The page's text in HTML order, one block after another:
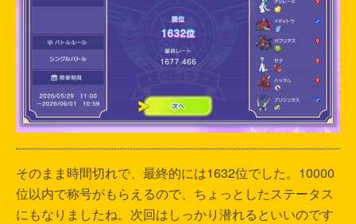
そのまま時間切れで、最終的には1632位でした。10000
位以内で称号がもらえるので、ちょっとしたステータス
にもなりましたね。次回はしっかり潜れるといいのです